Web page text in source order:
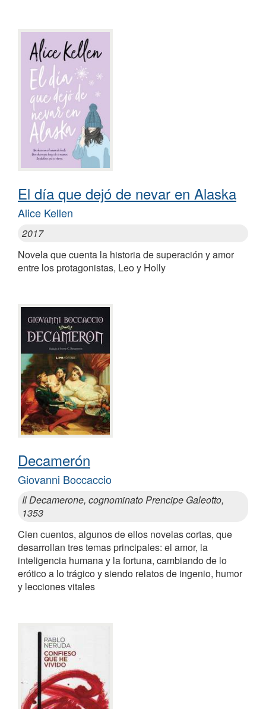
El día que dejó de nevar en Alaska
Alice Kellen
2017
Novela que cuenta la historia de superación y amor
entre los protagonistas, Leo y Holly
Decamerón
Giovanni Boccaccio
Il Decamerone, cognominato Prencipe Galeotto,
1353
Cien cuentos, algunos de ellos novelas cortas, que
desarrollan tres temas principales: el amor, la
inteligencia humana y la fortuna, cambiando de lo
erótico a lo trágico y siendo relatos de ingenio, humor
y lecciones vitales